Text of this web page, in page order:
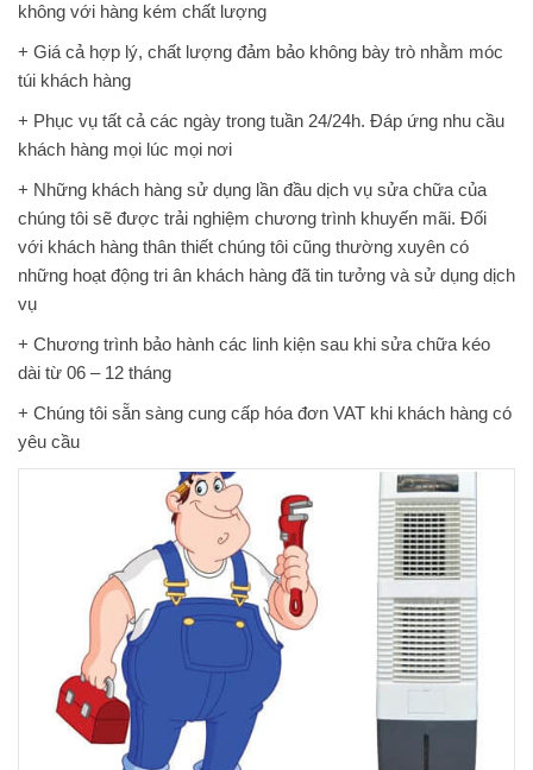
không với hàng kém chất lượng
+ Giá cả hợp lý, chất lượng đảm bảo không bày trò nhằm móc
túi khách hàng
+ Phục vụ tất cả các ngày trong tuần 24/24h. Đáp ứng nhu cầu
khách hàng mọi lúc mọi nơi
+ Những khách hàng sử dụng lần đầu dịch vụ sửa chữa của
chúng tôi sẽ được trải nghiệm chương trình khuyến mãi. Đối
với khách hàng thân thiết chúng tôi cũng thường xuyên có
những hoạt động tri ân khách hàng đã tin tưởng và sử dụng dịch
vụ
+ Chương trình bảo hành các linh kiện sau khi sửa chữa kéo
dài từ 06 – 12 tháng
+ Chúng tôi sẵn sàng cung cấp hóa đơn VAT khi khách hàng có
yêu cầu